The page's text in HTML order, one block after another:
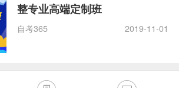
整专业高端定制班
自考365 2019-11-01